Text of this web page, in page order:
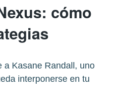
cómo
a Kasane Randall, uno
interponerse en tu